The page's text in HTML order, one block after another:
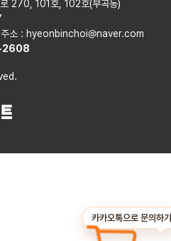
270, 101호, 102호(부곡동)
주소 : hyeonbinchoi@naver.com
카카오톡으로 문의하기